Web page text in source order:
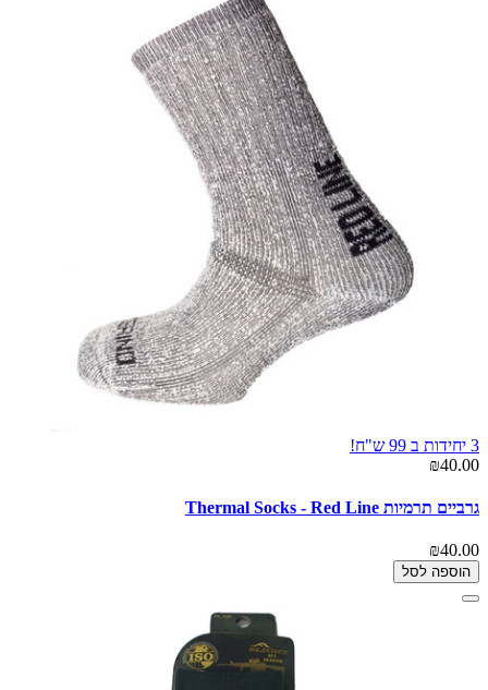
3 יחידות ב 99 ש"ח!
₪40.00
גרביים תרמיות Thermal Socks - Red Line
₪40.00
הוספה לסל